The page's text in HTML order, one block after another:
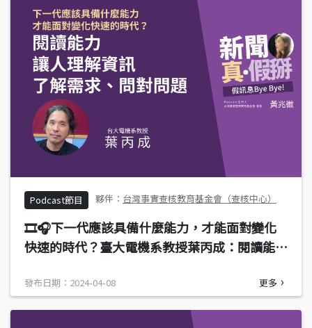
Podcast節目 台灣事實查核教育基金會（查核中心）
🎞️🎧下一代應該具備什麼能力，才能面對變化
快速的時代？臺大電機系教授葉丙成：閱讀能力
發布日期：2024-04-08 更多